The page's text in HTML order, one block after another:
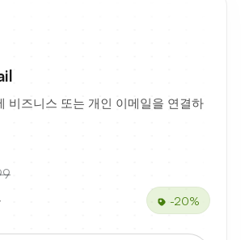
비즈니스 또는 개인 이메일을 연결하
-20%